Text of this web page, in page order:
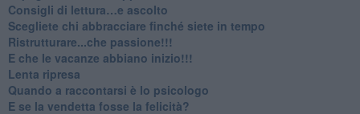
​Consigli di lettura…e ascolto
​Scegliete chi abbracciare finché siete in tempo
​Ristrutturare...che passione!!!
​E che le vacanze abbiano inizio!!!
​Lenta ripresa
​Quando a raccontarsi è lo psicologo
​E se la vendetta fosse la felicità?